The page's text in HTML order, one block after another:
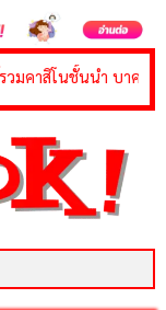
าร่า สล็อต รูเล็